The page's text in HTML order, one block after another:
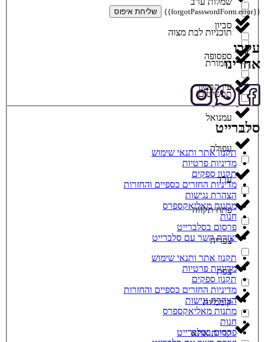
תוכניות לבת מצוה
תזמורת
תכשיטים
סביון
ספסופה
עין הבשור
עמנואל
עפולה
ערד
פתח תקווה
צפריה
צפת
קוממיות
קריית אתא
{{forgotPasswordForm.error}} שליחת איפוס
עקבו
אחרינו
סלברייט
תקנון אתר ותנאי שימוש
מדיניות פרטיות
תקנון ספקים
מדיניות החזרים כספיים והחזרות
הצהרת נגישות
מתנות מאליאקספרס
חנות
פרסום בסלברייט
יצירת קשר עם סלברייט
תקנון אתר ותנאי שימוש
מדיניות פרטיות
תקנון ספקים
מדיניות החזרים כספיים והחזרות
הצהרת נגישות
מתנות מאליאקספרס
חנות
פרסום בסלברייט